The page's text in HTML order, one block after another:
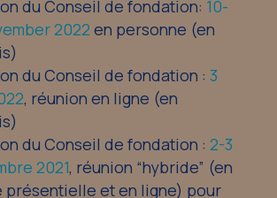
du Conseil de fondation: 10-
2022 en personne (en
du Conseil de fondation : 3
, réunion en ligne (en
du Conseil de fondation : 2-3
2021, réunion “hybride” (en
présentielle et en ligne) pour